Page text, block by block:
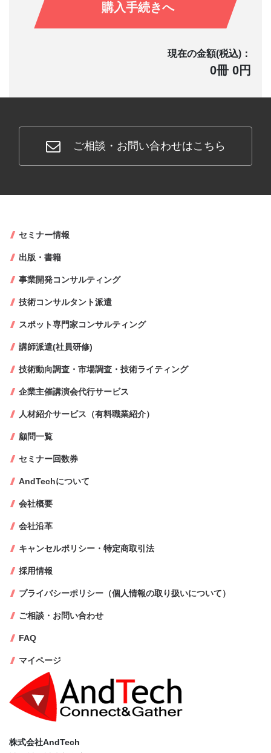
購入手続きへ
現在の金額(税込)：
0冊 0円
ご相談・お問い合わせはこちら
株式会社AndTech
セミナー情報
出版・書籍
事業開発コンサルティング
技術コンサルタント派遣
スポット専門家コンサルティング
講師派遣(社員研修)
技術動向調査・市場調査・技術ライティング
企業主催講演会代行サービス
人材紹介サービス（有料職業紹介）
顧問一覧
セミナー回数券
AndTechについて
会社概要
会社沿革
キャンセルポリシー・特定商取引法
採用情報
プライバシーポリシー（個人情報の取り扱いについて）
ご相談・お問い合わせ
FAQ
マイページ